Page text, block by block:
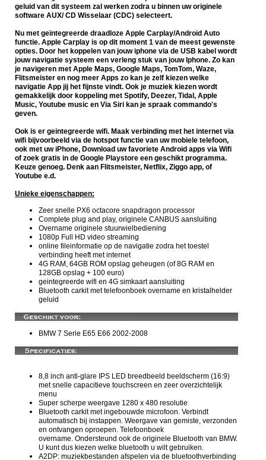
geluid van dit systeem zal werken zodra u binnen uw originele
software AUX/ CD Wisselaar (CDC) selecteert.
Nu met geïntegreerde draadloze Apple Carplay/Android Auto
functie. Apple Carplay is op dit moment 1 van de meest gewenste
opties. Door het koppelen van jouw iphone via de USB kabel wordt
jouw navigatie systeem een verleng stuk van jouw Iphone. Zo kan
je navigeren met Apple Maps, Google Maps, TomTom, Waze,
Flitsmeister en nog meer Apps zo kan je zelf kiezen welke
navigatie App jij het fijnste vindt. Ook je muziek kiezen wordt
gemakkelijk door koppeling met Spotify, Deezer, Tidal, Apple
Music, Youtube music en Via Siri kan je spraak commando's
geven.
Ook is er geintegreerde wifi. Maak verbinding met het internet via
wifi bijvoorbeeld via de hotspot functie van uw mobiele telefoon,
ook met uw iPhone, Download uw favoriete Android apps via Wifi
of zoek gratis in de Google Playstore een geschikt programma.
Keuze genoeg. Denk aan Flitsmeister, Netflix, Ziggo app, of
Youtube e.d.
Unieke eigenschappen:
Zeer snelle PX6 octacore snapdragon processor
Complete plug and play, originele CANBUS aansluiting
Overname originele stuurwielbediening
1080p Full HD video streaming
online fileinformatie op de navigatie zodra het toestel
verbinding heeft met internet
4G RAM, 64GB ROM opslag geheugen (of 8G RAM en
128GB opslag + 100 euro)
geintegreerde wifi en 4G simkaart aansluiting
Bluetooth carkit met telefoonboek overname en kristalhelder
geluid
BMW 7 Serie E65 E66 2002-2008
8,8 inch anti-glare IPS LED breedbeeld beeldscherm (16:9)
met snelle capacitieve touchscreen en zeer overzichtelijk
menu
Super scherpe weergave 1280 x 480 resolutie
Bluetooth carkit met ingebouwde microfoon. Verbindt
automatisch bij instappen. Weergave van gemiste, verzonden
en ontvangen oproepen. Telefoonboek
overname. Ondersteund ook de originele Bluetooth van BMW.
U kunt dus kiezen welke bluetooth u wilt gebruiken.
A2DP: muziekbestanden afspelen via de bluetoothverbinding